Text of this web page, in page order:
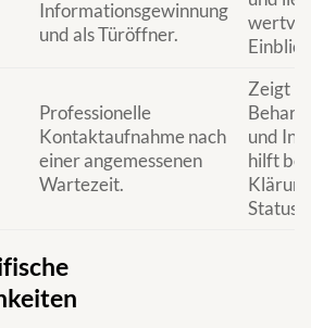
Informationsgewinnung
und als Türöffner.
Professionelle
Kontaktaufnahme nach
einer angemessenen
Wartezeit.
Zeigt
und
hilft
Status.